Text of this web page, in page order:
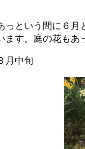
っという間に６月
ます。庭の花もあ
月中旬